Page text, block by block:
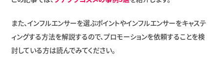
また、インフルエンサーを選ぶポイントやインフルエンサーをキャステ
ィングする方法を解説するので、プロモーションを依頼することを検
討している方は読んでみてください。